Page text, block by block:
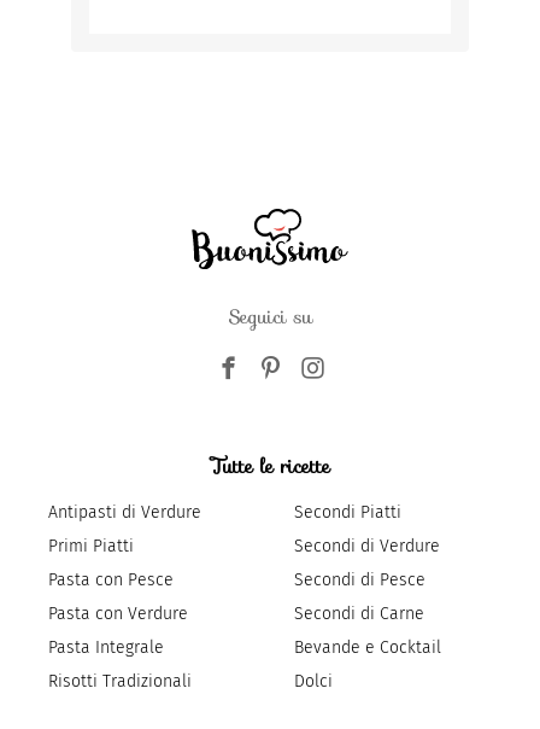
Seguici su
Tutte le ricette
Antipasti di Verdure
Primi Piatti
Pasta con Pesce
Pasta con Verdure
Pasta Integrale
Risotti Tradizionali
Secondi Piatti
Secondi di Verdure
Secondi di Pesce
Secondi di Carne
Bevande e Cocktail
Dolci